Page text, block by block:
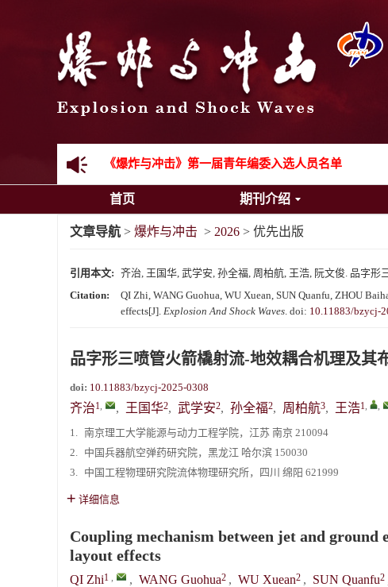
先进载运装备机械冲击失效与防护专题征稿启事
金属材料动态多尺度断裂专题征稿启事
《爆炸与冲击》第一届青年编委入选人员名单
《爆炸与冲击》向2024年度审稿专家致谢
首页 期刊介绍
文章导航 > 爆炸与冲击 > 2026 > 优先出版
引用本文: 齐治, 王国华, 武学安, 孙全福, 周柏航, 王浩, 阮文俊. 品字
Citation:
QI Zhi, WANG Guohua, WU Xuean, SUN Quanfu, ZHOU
effects[J]. Explosion And Shock Waves. doi: 10.11883/bzycj-
品字形三喷管火箭橇射流-地效耦合机理及其
doi: 10.11883/bzycj-2025-0308
齐治1, , 王国华2, 武学安2, 孙全福2, 周柏航3, 王浩1, ,
1. 南京理工大学能源与动力工程学院，江苏 南京 210094
2. 中国兵器航空弹药研究院，黑龙江 哈尔滨 150030
3. 中国工程物理研究院流体物理研究所，四川 绵阳 621999
详细信息
Coupling mechanism between jet and
layout effects
QI Zhi1 , , WANG Guohua2 , WU Xuean2 , SUN Quanfu2